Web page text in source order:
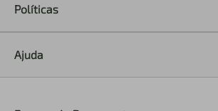
Políticas
Ajuda